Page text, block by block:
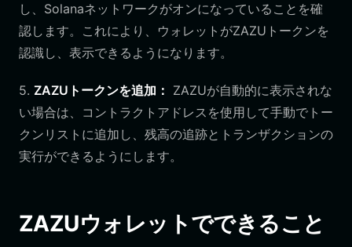
し、Solanaネットワークがオンになっていることを確
認します。これにより、ウォレットがZAZUトークンを
認識し、表示できるようになります。
5. ZAZUトークンを追加： ZAZUが自動的に表示されな
い場合は、コントラクトアドレスを使用して手動でトー
クンリストに追加し、残高の追跡とトランザクションの
実行ができるようにします。
ZAZUウォレットでできること